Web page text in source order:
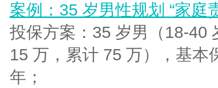
案例：35 岁男性规划 “家庭
投保方案：35 岁男（18-40
15 万，累计 75 万），基本
年；